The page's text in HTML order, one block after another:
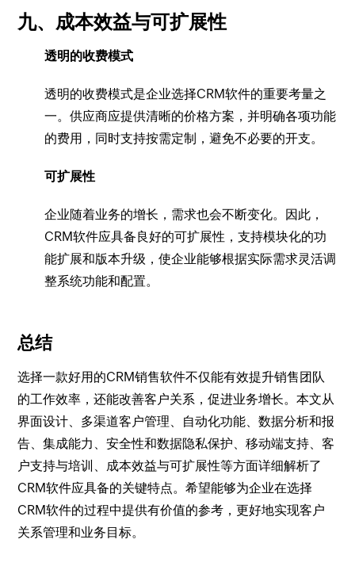
九、成本效益与可扩展性
透明的收费模式
透明的收费模式是企业选择CRM软件的重要考量之
一。供应商应提供清晰的价格方案，并明确各项功能
的费用，同时支持按需定制，避免不必要的开支。
可扩展性
企业随着业务的增长，需求也会不断变化。因此，
CRM软件应具备良好的可扩展性，支持模块化的功
能扩展和版本升级，使企业能够根据实际需求灵活调
整系统功能和配置。
总结
选择一款好用的CRM销售软件不仅能有效提升销售团队
的工作效率，还能改善客户关系，促进业务增长。本文从
界面设计、多渠道客户管理、自动化功能、数据分析和报
告、集成能力、安全性和数据隐私保护、移动端支持、客
户支持与培训、成本效益与可扩展性等方面详细解析了
CRM软件应具备的关键特点。希望能够为企业在选择
CRM软件的过程中提供有价值的参考，更好地实现客户
关系管理和业务目标。